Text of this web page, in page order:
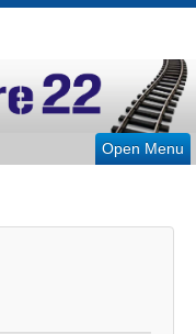
Open Menu